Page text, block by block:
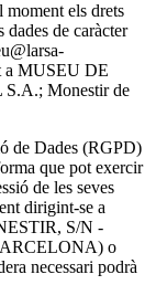
moment els drets
de caràcter
a MUSEU DE
Monestir de
de Dades (RGPD)
que pot exercir
de les seves
dirigint-se a
S/N -
o
necessari podrà